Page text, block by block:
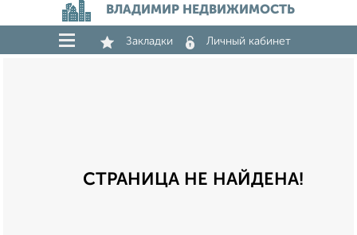
ВЛАДИМИР НЕДВИЖИМОСТЬ
Закладки Личный кабинет
СТРАНИЦА НЕ НАЙДЕНА!